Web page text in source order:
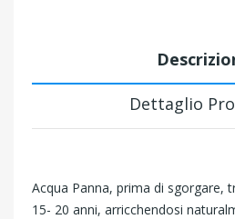
Dettaglio
Acqua Panna, prima di sgorgare,
15- 20 anni, arricchendosi